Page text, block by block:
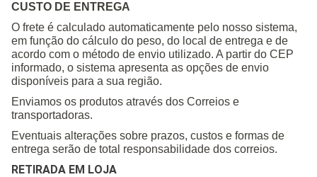
CUSTO DE ENTREGA
O frete é calculado automaticamente pelo nosso sistema,
em função do cálculo do peso, do local de entrega e de
acordo com o método de envio utilizado. A partir do CEP
informado, o sistema apresenta as opções de envio
disponíveis para a sua região.
Enviamos os produtos através dos Correios e
transportadoras.
Eventuais alterações sobre prazos, custos e formas de
entrega serão de total responsabilidade dos correios.
RETIRADA EM LOJA